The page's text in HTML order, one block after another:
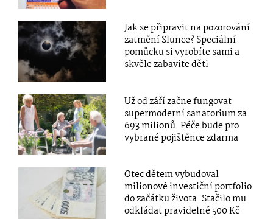
Jak se připravit na pozorování
zatmění Slunce? Speciální
pomůcku si vyrobíte sami a
skvěle zabavíte děti
Už od září začne fungovat
supermoderní sanatorium za
693 milionů. Péče bude pro
vybrané pojištěnce zdarma
Otec dětem vybudoval
milionové investiční portfolio
do začátku života. Stačilo mu
odkládat pravidelně 500 Kč